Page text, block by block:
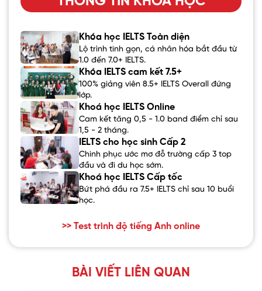
Khóa học IELTS Toàn diện
Lộ trình tinh gọn, cá nhân hóa bắt đầu từ
1.0 đến 7.0+ IELTS.
Khóa IELTS cam kết 7.5+
100% giảng viên 8.5+ IELTS Overall đứng
lớp.
Khoá học IELTS Online
Cam kết tăng 0,5 - 1.0 band điểm chỉ sau
1,5 - 2 tháng.
IELTS cho học sinh Cấp 2
Chinh phục ước mơ đỗ trường cấp 3 top
đầu và đi du học sớm.
Khoá học IELTS Cấp tốc
Bứt phá đầu ra 7.5+ IELTS chỉ sau 10 buổi
học.
>> Test trình độ tiếng Anh online
BÀI VIẾT LIÊN QUAN